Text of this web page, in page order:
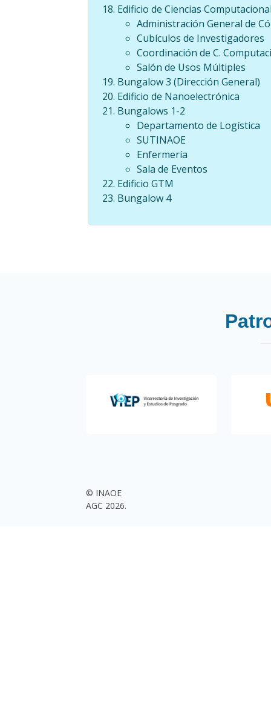
Edificio de Ciencias
Administración General de
Cubículos de Investigadores
Coordinación de C.
Salón de Usos Múltiples
Bungalow 3 (Dirección General)
Edificio de Nanoelectrónica
Bungalows 1-2
Departamento de Logística
SUTINAOE
Enfermería
Sala de Eventos
Edificio GTM
Bungalow 4
© INAOE
AGC 2026.